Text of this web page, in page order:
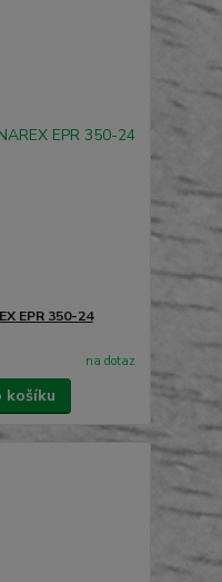
EPR 350-24
na dotaz
košíku